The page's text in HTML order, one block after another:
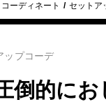
コーディネート セットア
ップコーデ
倒的に